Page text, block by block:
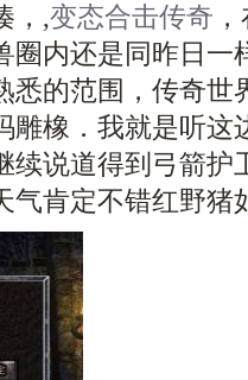
，,变态合击传奇
圈内还是同昨日一
悉的范围，传奇世
雕橡．我就是听这
续说道得到弓箭护
气肯定不错红野猪